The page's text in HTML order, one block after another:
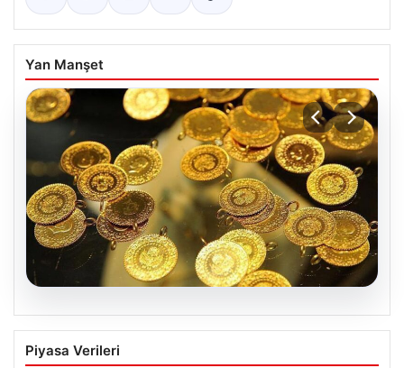
Yan Manşet
Altın fiyatları canlı 7 Nisan 2026: Altın
fiyatları bugün ne kadar oldu?
Piyasa Verileri